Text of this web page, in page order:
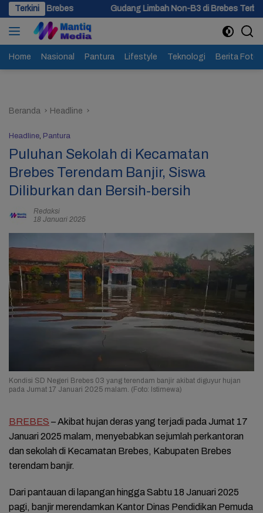
Langsung
ke
konten
TerkiniGudang Limbah Non-B3 di Brebes Terbakar, 5 Jam Api
Home Nasional Pantura Lifestyle Teknologi Berita Foto
Beranda Headline
Headline, Pantura
Puluhan Sekolah di Kecamatan
Brebes Terendam Banjir, Siswa
Diliburkan dan Bersih-bersih
Redaksi
18 Januari 2025
Kondisi SD Negeri Brebes 03 yang terendam banjir akibat diguyur hujan
pada Jumat 17 Januari 2025 malam. (Foto: Istimewa)
BREBES – Akibat hujan deras yang terjadi pada Jumat 17
Januari 2025 malam, menyebabkan sejumlah perkantoran
dan sekolah di Kecamatan Brebes, Kabupaten Brebes
terendam banjir.
Dari pantauan di lapangan hingga Sabtu 18 Januari 2025
pagi, banjir merendamkan Kantor Dinas Pendidikan Pemuda